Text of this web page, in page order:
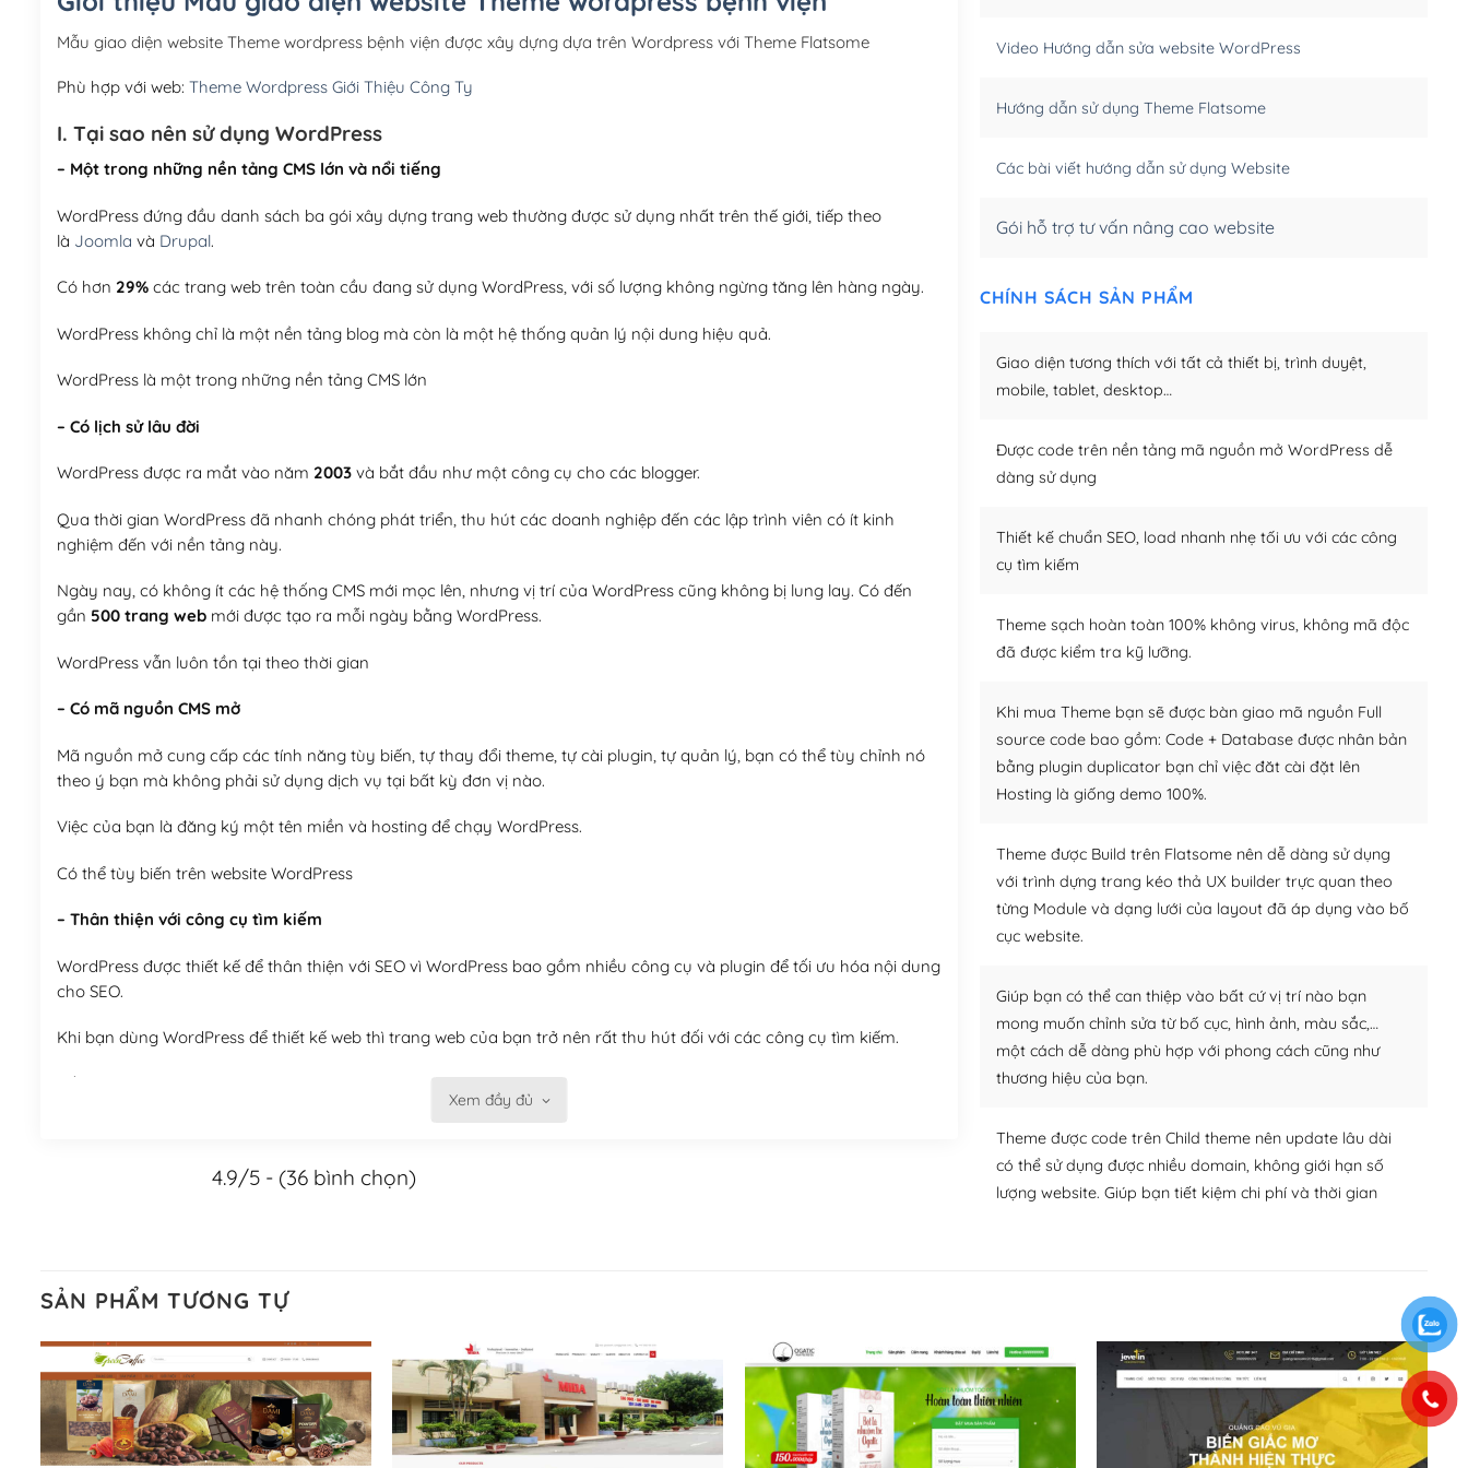
Hosting 3GB SSD (1 năm)
(+950,000₫)
Mẫu giao diện website Theme wordpress bệnh viện được xây dựng dựa trên Wordpress với Theme Flatsome
Phù hợp với web: Theme Wordpress Giới Thiệu Công Ty
I. Tại sao nên sử dụng WordPress
– Một trong những nền tảng CMS lớn và nổi tiếng
WordPress đứng đầu danh sách ba gói xây dựng trang web thường được sử dụng nhất trên thế giới, tiếp theo
là Joomla và Drupal.
Có hơn 29%các trang web trên toàn cầu đang sử dụng WordPress, với số lượng không ngừng tăng lên hàng ngày.
WordPress không chỉ là một nền tảng blog mà còn là một hệ thống quản lý nội dung hiệu quả.
WordPress là một trong những nền tảng CMS lớn
– Có lịch sử lâu đời
WordPress được ra mắt vào năm 2003và bắt đầu như một công cụ cho các blogger.
Qua thời gian WordPress đã nhanh chóng phát triển, thu hút các doanh nghiệp đến các lập trình viên có ít kinh
nghiệm đến với nền tảng này.
Ngày nay, có không ít các hệ thống CMS mới mọc lên, nhưng vị trí của WordPress cũng không bị lung lay. Có đến
gần 500 trang webmới được tạo ra mỗi ngày bằng WordPress.
WordPress vẫn luôn tồn tại theo thời gian
– Có mã nguồn CMS mở
Mã nguồn mở cung cấp các tính năng tùy biến, tự thay đổi theme, tự cài plugin, tự quản lý, bạn có thể tùy chỉnh nó
theo ý bạn mà không phải sử dụng dịch vụ tại bất kỳ đơn vị nào.
Việc của bạn là đăng ký một tên miền và hosting để chạy WordPress.
Có thể tùy biến trên website WordPress
– Thân thiện với công cụ tìm kiếm
WordPress được thiết kế để thân thiện với SEO vì WordPress bao gồm nhiều công cụ và plugin để tối ưu hóa nội dung
cho SEO.
Khi bạn dùng WordPress để thiết kế web thì trang web của bạn trở nên rất thu hút đối với các công cụ tìm kiếm.
Tối ưu hóa công cụ tìm kiếm
Khi bạn sử dụng WordPress, thì vấn đề giao diện của bạn trở nên dễ dàng và nhanh chóng. Với kho Theme
– Sở hữu một cộng đồng lớn, sẵn sàng hỗ trợ
WordPress là nơi lưu trữ cho một diễn đàn cộng đồng khổng lồ được kiểm duyệt bởi các nhân viên và những người
cuồng tín WordPress.
Xem đầy đủ
4.9/5 - (36 bình chọn)
Video Hướng dẫn sửa website WordPress
Hướng dẫn sử dụng Theme Flatsome
Các bài viết hướng dẫn sử dụng Website
Gói hỗ trợ tư vấn nâng cao website
CHÍNH SÁCH SẢN PHẨM
Giao diện tương thích với tất cả thiết bị, trình duyệt,
mobile, tablet, desktop…
Được code trên nền tảng mã nguồn mở WordPress dễ
dàng sử dụng
Thiết kế chuẩn SEO, load nhanh nhẹ tối ưu với các công
cụ tìm kiếm
Theme sạch hoàn toàn 100% không virus, không mã độc
đã được kiểm tra kỹ lưỡng.
Khi mua Theme bạn sẽ được bàn giao mã nguồn Full
source code bao gồm: Code + Database được nhân bản
bằng plugin duplicator bạn chỉ việc đăt cài đặt lên
Hosting là giống demo 100%.
Theme được Build trên Flatsome nên dễ dàng sử dụng
với trình dựng trang kéo thả UX builder trực quan theo
từng Module và dạng lưới của layout đã áp dụng vào bố
cục website.
Giúp bạn có thể can thiệp vào bất cứ vị trí nào bạn
mong muốn chỉnh sửa từ bố cục, hình ảnh, màu sắc,…
một cách dễ dàng phù hợp với phong cách cũng như
thương hiệu của bạn.
Theme được code trên Child theme nên update lâu dài
có thể sử dụng được nhiều domain, không giới hạn số
lượng website. Giúp bạn tiết kiệm chi phí và thời gian
SẢN PHẨM TƯƠNG TỰ